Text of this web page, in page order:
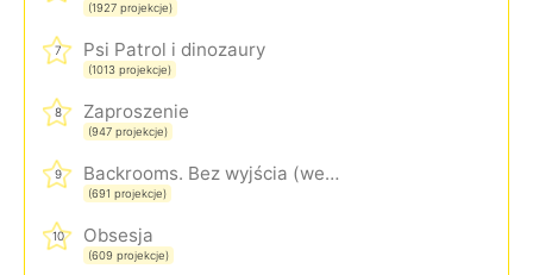
(1927 projekcje)
7 Psi Patrol i dinozaury
(1013 projekcje)
8 Zaproszenie
(947 projekcje)
9 Backrooms. Bez wyjścia (wersja rozszerzona)
(691 projekcje)
10 Obsesja
(609 projekcje)